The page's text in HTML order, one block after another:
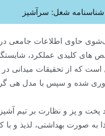
اطلاعات جامعی در خصوص
عملکرد، شایستگی ها،
میدانی در صنایع
سپس با مدل هی گروپ تحلیل
و نظارت بر تیم آشپزی به
لذیذ و با کیفیت
شغل: سرآشپز